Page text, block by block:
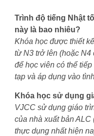
Trình độ tiếng Nhật
này là bao nhiêu?
Khóa học được thiết
từ N3 trở lên (hoặc
để học viên có thể
tạp và áp dụng vào
Khóa học sử dụng
VJCC sử dụng giáo
của nhà xuất bản
thực dụng nhất hiện